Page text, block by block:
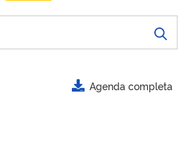
Agenda completa